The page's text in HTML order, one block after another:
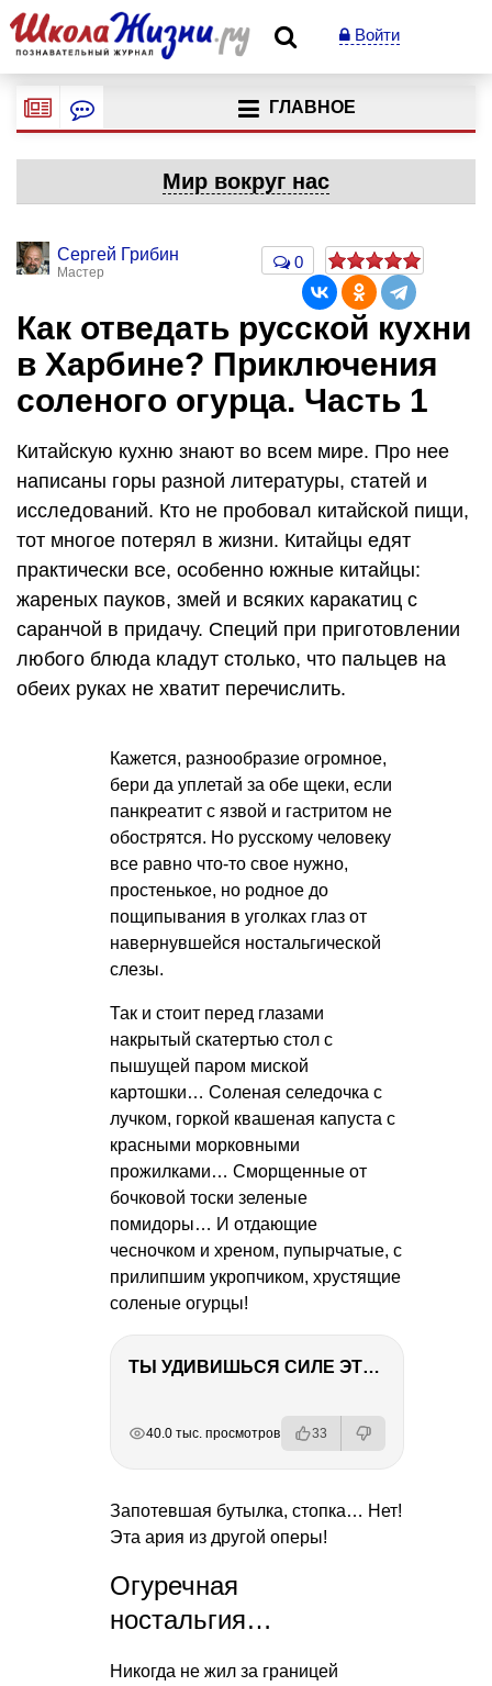
Войти
ГЛАВНОЕ
Мир вокруг нас
Сергей Грибин
Мастер
0
Как отведать русской кухни
в Харбине? Приключения
соленого огурца. Часть 1
Китайскую кухню знают во всем мире. Про нее
написаны горы разной литературы, статей и
исследований. Кто не пробовал китайской пищи,
тот многое потерял в жизни. Китайцы едят
практически все, особенно южные китайцы:
жареных пауков, змей и всяких каракатиц с
саранчой в придачу. Специй при приготовлении
любого блюда кладут столько, что пальцев на
обеих руках не хватит перечислить.
Кажется, разнообразие огромное,
бери да уплетай за обе щеки, если
панкреатит с язвой и гастритом не
обострятся. Но русскому человеку
все равно что-то свое нужно,
простенькое, но родное до
пощипывания в уголках глаз от
навернувшейся ностальгической
слезы.
Так и стоит перед глазами
накрытый скатертью стол с
пышущей паром миской
картошки… Соленая селедочка с
лучком, горкой квашеная капуста с
красными морковными
прожилками… Сморщенные от
бочковой тоски зеленые
помидоры… И отдающие
чесночком и хреном, пупырчатые, с
прилипшим укропчиком, хрустящие
соленые огурцы!
ТЫ УДИВИШЬСЯ СИЛЕ ЭТО ЧЕЛОВЕКА! Блог о нашей поездке в Вышний Волочек
40.0 тыс. просмотров 33
Запотевшая бутылка, стопка… Нет!
Эта ария из другой оперы!
Огуречная
ностальгия…
Никогда не жил за границей